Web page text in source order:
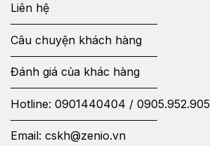
Liên hệ
Câu chuyện khách hàng
Đánh giá của khác hàng
Hotline: 0901440404 / 0905.952.905
Email: cskh@zenio.vn